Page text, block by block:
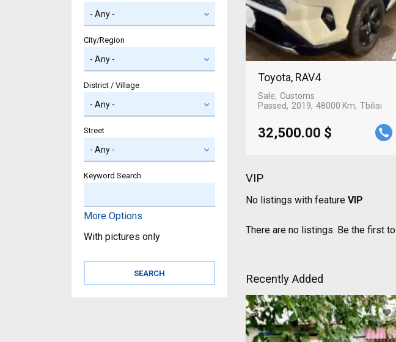
City/Region
District / Village
Street
Keyword Search
More Options
With pictures only
Toyota, RAV4
Sale Customs
Passed
2019 48000 Km Tbilisi
32,500.00 $
VIP
No listings with feature VIP
There are no listings. Be the first to
Recently Added